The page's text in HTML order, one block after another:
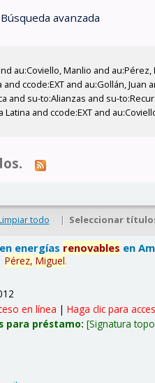
Búsqueda avanzada
au:Coviello, Manlio and
ccode:EXT and au:Gollán,
and su-to:Alianzas and su-
and ccode:EXT and
todo | Seleccionar
energías renovables en
|Pérez, Miguel.
en línea |Haga clic para
para préstamo: Signatura